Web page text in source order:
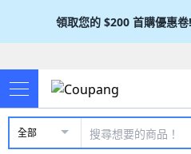
領取您的 $200 首購優惠卷!
全部